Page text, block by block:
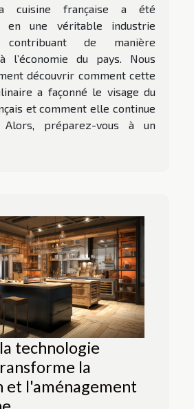
cuisine française a été
en une véritable industrie
contribuant de manière
l’économie du pays. Nous
découvrir comment cette
a façonné le visage du
et comment elle continue
préparez-vous à un
technologie
la
et l'aménagement